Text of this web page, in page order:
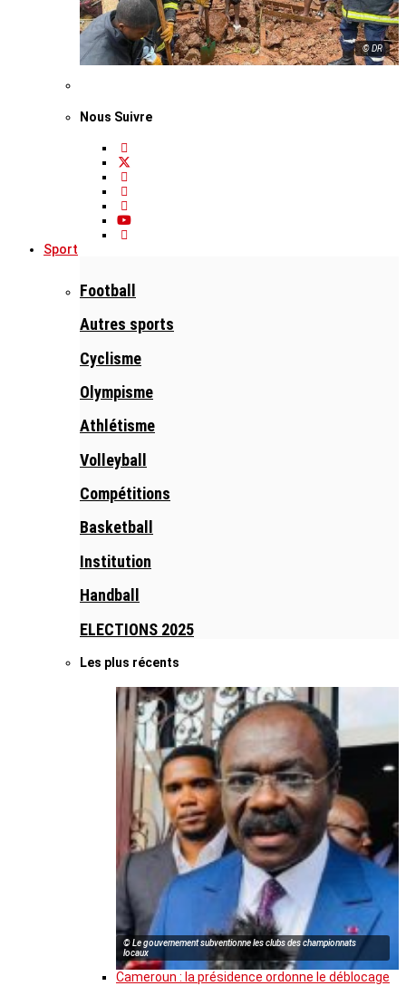
© DR
Nous Suivre
Sport
Football
Autres sports
Cyclisme
Olympisme
Athlétisme
Volleyball
Compétitions
Basketball
Institution
Handball
ELECTIONS 2025
Les plus récents
© Le gouvernement subventionne les clubs des championnats
locaux
Cameroun : la présidence ordonne le déblocage